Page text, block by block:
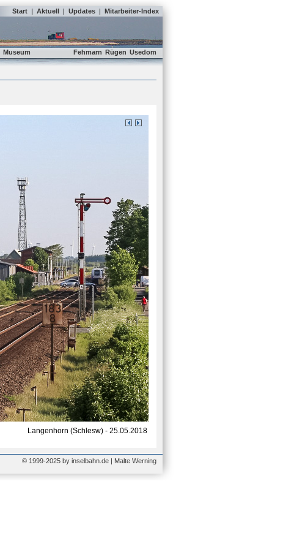
Start | Aktuell | Updates | Mitarbeiter-Index
Museum Fehmarn Rügen Usedom
Langenhorn (Schlesw) - 25.05.2018
© 1999-2025 by inselbahn.de | Malte Werning